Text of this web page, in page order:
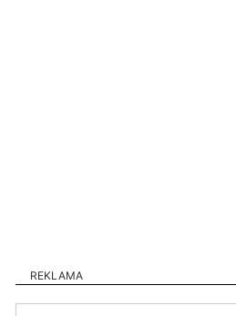
REKLAMA